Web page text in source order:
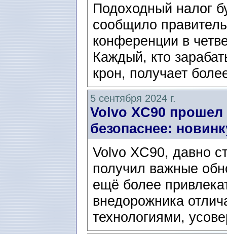
Подоходный налог
сообщило
конференции в
Каждый, кто
крон, получает
5 сентября 2024 г.
Volvo XC90 прошел
безопаснее:
Volvo XC90, давно
получил важные
ещё более
внедорожника
технологиями,